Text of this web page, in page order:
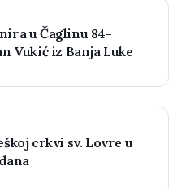
u Čaglinu 84-
Vukić iz Banja Luke
crkvi sv. Lovre u